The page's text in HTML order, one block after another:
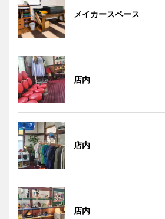
メイカースペース
店内
店内
店内